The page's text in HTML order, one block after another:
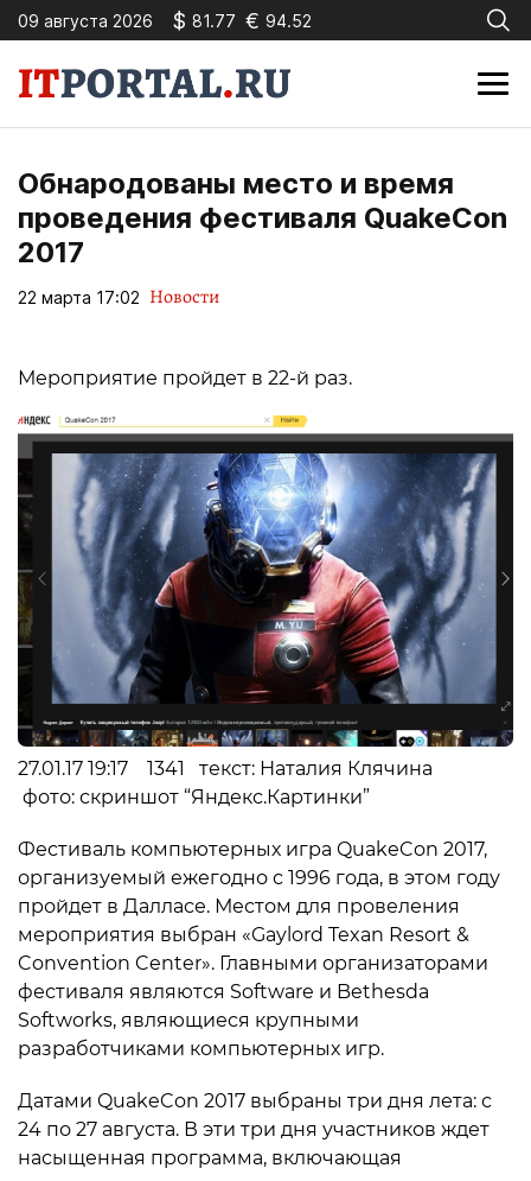
09 августа 2026 $ 81.77 € 94.52
Обнародованы место и время
проведения фестиваля QuakeCon
2017
22 марта 17:02 Новости
Мероприятие пройдет в 22-й раз.
27.01.17 19:17 1341 текст: Наталия Клячина
фото: скриншот “Яндекс.Картинки”
Фестиваль компьютерных игра QuakeCon 2017,
организуемый ежегодно с 1996 года, в этом году
пройдет в Далласе. Местом для провеления
мероприятия выбран «Gaylord Texan Resort &
Convention Center». Главными организаторами
фестиваля являются Software и Bethesda
Softworks, являющиеся крупными
разработчиками компьютерных игр.
Датами QuakeCon 2017 выбраны три дня лета: с
24 по 27 августа. В эти три дня участников ждет
насыщенная программа, включающая